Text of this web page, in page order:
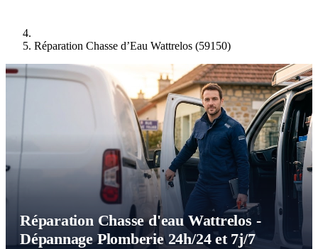
Réparation Chasse d’Eau Wattrelos (59150)
Réparation Chasse d'eau Wattrelos -
Dépannage Plomberie 24h/24 et 7j/7